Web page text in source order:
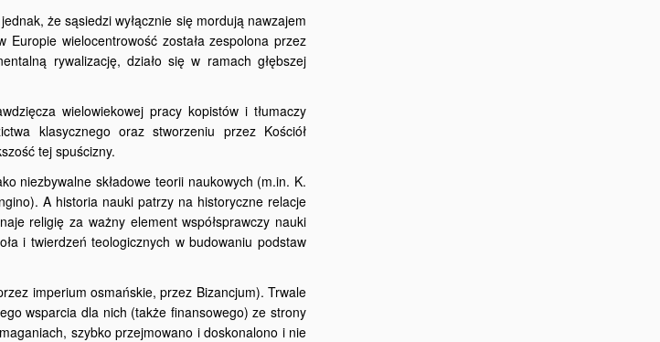
że sąsiedzi wyłącznie się mordują nawzajem
wielocentrowość została zespolona przez
rywalizację, działo się w ramach głębszej
wielowiekowej pracy kopistów i tłumaczy
klasycznego oraz stworzeniu przez Kościół
tej spuścizny.
niezbywalne składowe teorii naukowych (m.in. K.
A historia nauki patrzy na historyczne relacje
religię za ważny element współsprawczy nauki
i twierdzeń teologicznych w budowaniu podstaw
imperium osmańskie, przez Bizancjum). Trwale
wsparcia dla nich (także finansowego) ze strony
szybko przejmowano i doskonalono i nie